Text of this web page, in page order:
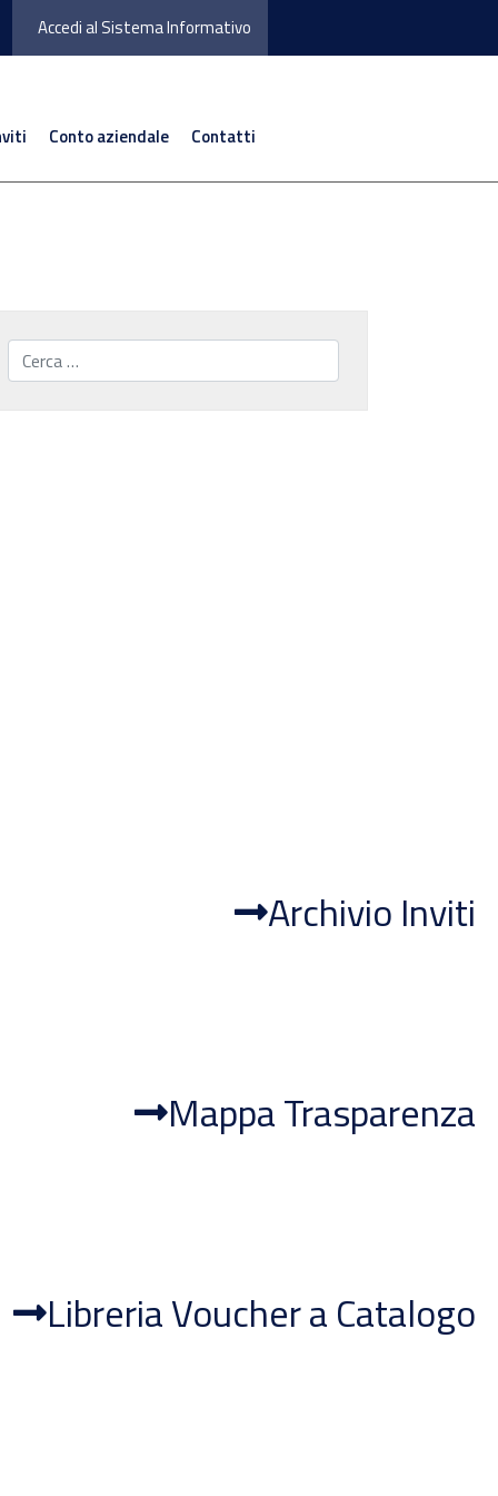
Accedi al Sistema Informativo
Conto aziendale Contatti
Cerca...
Archivio Inviti
Mappa Trasparenza
Libreria Voucher a Catalogo